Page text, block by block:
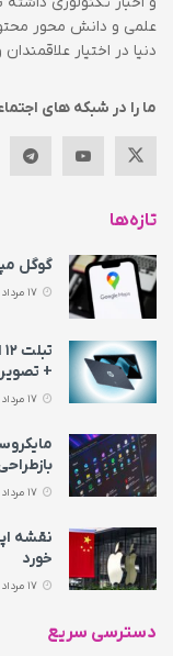
علمی و دانش محور
دنیا در اختیار
ما را در شبکه های
تازه‌ها
گوگل
+ تصویر
خورد
دسترسی سریع